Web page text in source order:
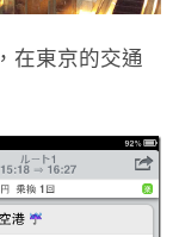
，在東京的交通